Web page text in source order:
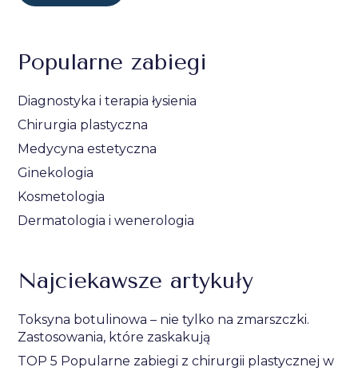
Popularne zabiegi
Diagnostyka i terapia łysienia
Chirurgia plastyczna
Medycyna estetyczna
Ginekologia
Kosmetologia
Dermatologia i wenerologia
Najciekawsze artykuły
Toksyna botulinowa – nie tylko na zmarszczki.
Zastosowania, które zaskakują
TOP 5 Popularne zabiegi z chirurgii plastycznej w